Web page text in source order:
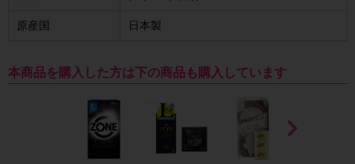
原産国 日本製
本商品を購入した方は下の商品も購入しています